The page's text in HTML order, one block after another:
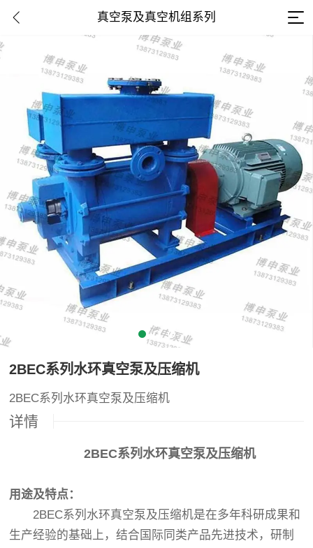
真空泵及真空机组系列
2BEC系列水环真空泵及压缩机
2BEC系列水环真空泵及压缩机
详情
2BEC系列水环真空泵及压缩机
用途及特点：
2BEC系列水环真空泵及压缩机是在多年科研成果和
生产经验的基础上，结合国际同类产品先进技术，研制